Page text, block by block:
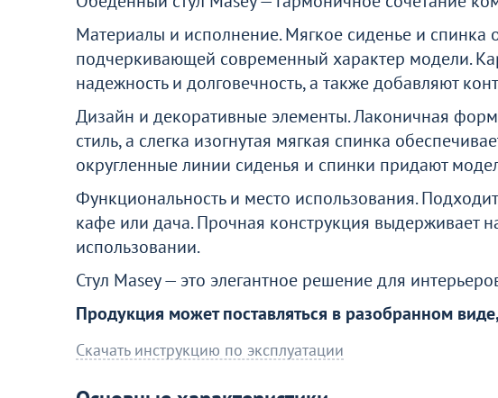
Материалы и исполнение. Мягкое сиденье и спинка
подчеркивающей современный характер модели.
надежность и долговечность, а также добавляют
Дизайн и декоративные элементы. Лаконичная
стиль, а слегка изогнутая мягкая спинка
округленные линии сиденья и спинки придают
Функциональность и место использования.
кафе или дача. Прочная конструкция выдерживает
использовании.
Стул Masey — это элегантное решение для
Продукция может поставляться в разобранном
Скачать инструкцию по эксплуатации
Перейдите, чтобы узнать подробности
Больше не показывать это окно